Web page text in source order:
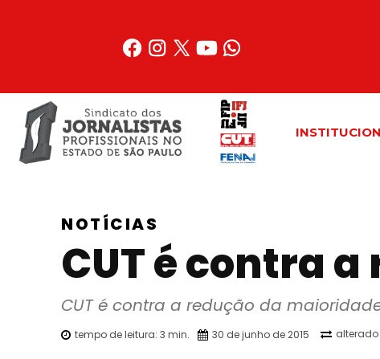
NOTÍCIAS
CUT é contra
CUT é contra a redução da
tempo de leitura: 3 min. 30 de junho de 2015 alterado